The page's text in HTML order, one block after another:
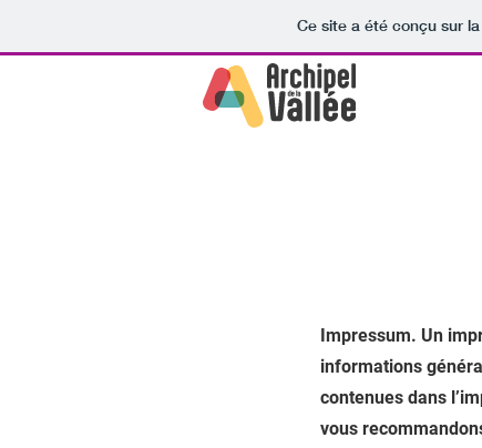
Ce site a été conçu sur
Impressum. Un
informations
contenues dans
vous